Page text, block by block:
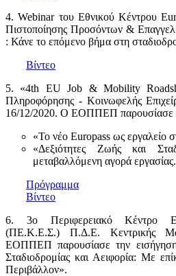
4. Webinar του Εθνικού Κέντρου
Πιστοποίησης Προσόντων &
: Κάνε το επόμενο βήμα στη
Βίντεο
5. «4th EU Job & Mobility
Πληροφόρησης - Κοινωφελής
16/12/2020. Ο ΕΟΠΠΕΠ παρουσίασε
«Το νέο Europass ως εργαλείο
«Δεξιότητες Ζωής και
μεταβαλλόμενη αγορά
Πρόγραμμα
Βίντεο
6. 3ο Περιφερειακό Κέντρο
(ΠΕ.Κ.Ε.Σ.) Π.Δ.Ε. Κεντρικής
ΕΟΠΠΕΠ παρουσίασε την εισήγηση
Σταδιοδρομίας και Αειφορία: Με
Περιβάλλον».